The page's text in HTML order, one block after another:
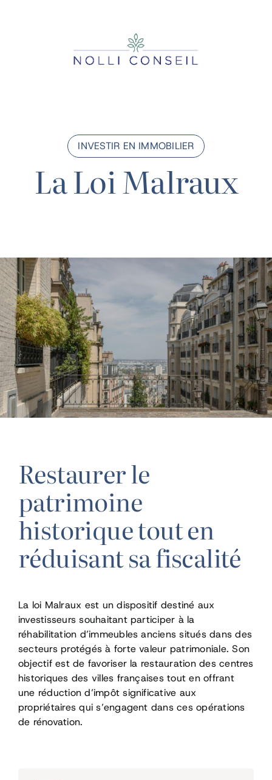
INVESTIR EN IMMOBILIER
La Loi Malraux
Restaurer le
patrimoine
historique tout en
réduisant sa fiscalité
La loi Malraux est un dispositif destiné aux
investisseurs souhaitant participer à la
réhabilitation d’immeubles anciens situés dans des
secteurs protégés à forte valeur patrimoniale. Son
objectif est de favoriser la restauration des centres
historiques des villes françaises tout en offrant
une réduction d’impôt significative aux
propriétaires qui s’engagent dans ces opérations
de rénovation.